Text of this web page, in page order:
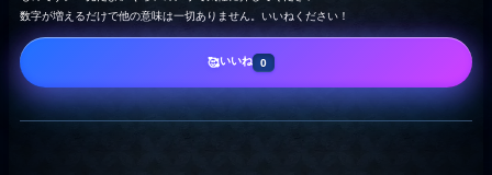
数字が増えるだけで他の意味は一切ありません。いいねください！
🥰いいね 0